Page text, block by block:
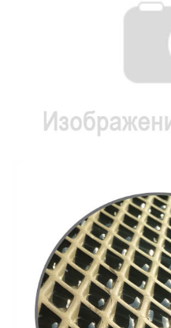
EVA полимер 155х255 и
ЭВА
Черный